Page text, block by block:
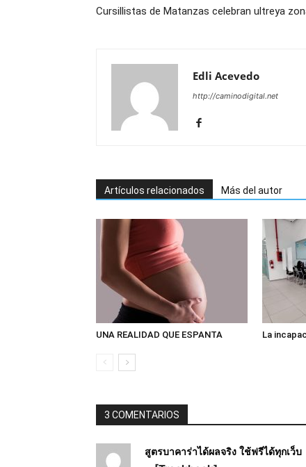
Cursillistas de Matanzas celebran ultreya
Edli Acevedo
http://caminodigital.net
Artículos relacionados Más del autor
UNA REALIDAD QUE ESPANTA La
3 COMENTARIOS
สูตรบาคาร่าได้ผลจริง ใช้ฟรีได้ทุกเว็บ